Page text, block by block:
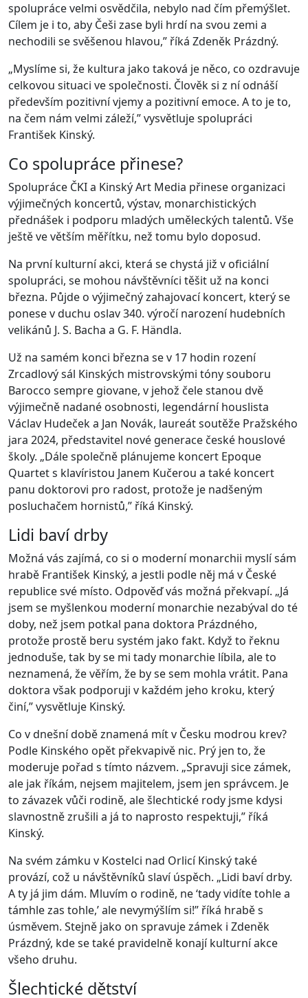
spolupráce velmi osvědčila, nebylo nad čím přemýšlet.
Cílem je i to, aby Češi zase byli hrdí na svou zemi a
nechodili se svěšenou hlavou,” říká Zdeněk Prázdný.
„Myslíme si, že kultura jako taková je něco, co ozdravuje
celkovou situaci ve společnosti. Člověk si z ní odnáší
především pozitivní vjemy a pozitivní emoce. A to je to,
na čem nám velmi záleží,” vysvětluje spolupráci
František Kinský.
Co spolupráce přinese?
Spolupráce ČKI a Kinský Art Media přinese organizaci
výjimečných koncertů, výstav, monarchistických
přednášek i podporu mladých uměleckých talentů. Vše
ještě ve větším měřítku, než tomu bylo doposud.
Na první kulturní akci, která se chystá již v oficiální
spolupráci, se mohou návštěvníci těšit už na konci
března. Půjde o výjimečný zahajovací koncert, který se
ponese v duchu oslav 340. výročí narození hudebních
velikánů J. S. Bacha a G. F. Händla.
Už na samém konci března se v 17 hodin rození
Zrcadlový sál Kinských mistrovskými tóny souboru
Barocco sempre giovane, v jehož čele stanou dvě
výjimečně nadané osobnosti, legendární houslista
Václav Hudeček a Jan Novák, laureát soutěže Pražského
jara 2024, představitel nové generace české houslové
školy. „Dále společně plánujeme koncert Epoque
Quartet s klavíristou Janem Kučerou a také koncert
panu doktorovi pro radost, protože je nadšeným
posluchačem hornistů,” říká Kinský.
Lidi baví drby
Možná vás zajímá, co si o moderní monarchii myslí sám
hrabě František Kinský, a jestli podle něj má v České
republice své místo. Odpověď vás možná překvapí. „Já
jsem se myšlenkou moderní monarchie nezabýval do té
doby, než jsem potkal pana doktora Prázdného,
protože prostě beru systém jako fakt. Když to řeknu
jednoduše, tak by se mi tady monarchie líbila, ale to
neznamená, že věřím, že by se sem mohla vrátit. Pana
doktora však podporuji v každém jeho kroku, který
činí,” vysvětluje Kinský.
Co v dnešní době znamená mít v Česku modrou krev?
Podle Kinského opět překvapivě nic. Prý jen to, že
moderuje pořad s tímto názvem. „Spravuji sice zámek,
ale jak říkám, nejsem majitelem, jsem jen správcem. Je
to závazek vůči rodině, ale šlechtické rody jsme kdysi
slavnostně zrušili a já to naprosto respektuji,” říká
Kinský.
Na svém zámku v Kostelci nad Orlicí Kinský také
provází, což u návštěvníků slaví úspěch. „Lidi baví drby.
A ty já jim dám. Mluvím o rodině, ne ‘tady vidíte tohle a
támhle zas tohle,’ ale nevymýšlím si!” říká hrabě s
úsměvem. Stejně jako on spravuje zámek i Zdeněk
Prázdný, kde se také pravidelně konají kulturní akce
všeho druhu.
Šlechtické dětství